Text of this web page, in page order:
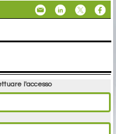
l'accesso